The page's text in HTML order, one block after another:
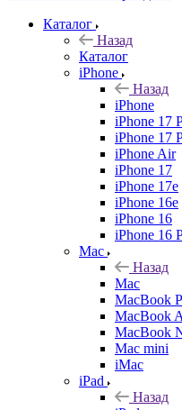
Каталог
Назад
Каталог
iPhone
Назад
iPhone
iPhone 17
iPhone 17
iPhone Air
iPhone 17
iPhone 17e
iPhone 16e
iPhone 16
iPhone 16
Mac
Назад
Mac
MacBook
MacBook
MacBook
Mac mini
iMac
iPad
Назад